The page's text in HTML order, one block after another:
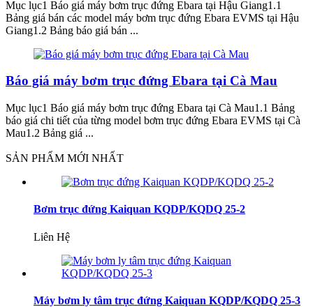
Mục lục1 Báo giá máy bơm trục đứng Ebara tại Hậu Giang1.1
Bảng giá bán các model máy bơm trục đứng Ebara EVMS tại Hậu
Giang1.2 Bảng báo giá bán ...
Báo giá máy bơm trục đứng Ebara tại Cà Mau
Mục lục1 Báo giá máy bơm trục đứng Ebara tại Cà Mau1.1 Bảng
báo giá chi tiết của từng model bơm trục đứng Ebara EVMS tại Cà
Mau1.2 Bảng giá ...
SẢN PHẨM MỚI NHẤT
Bơm trục đứng Kaiquan KQDP/KQDQ 25-2
Liên Hệ
Máy bơm ly tâm trục đứng Kaiquan KQDP/KQDQ 25-3